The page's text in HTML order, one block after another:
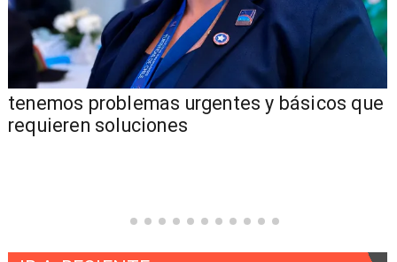
tenemos problemas urgentes y básicos que
requieren soluciones